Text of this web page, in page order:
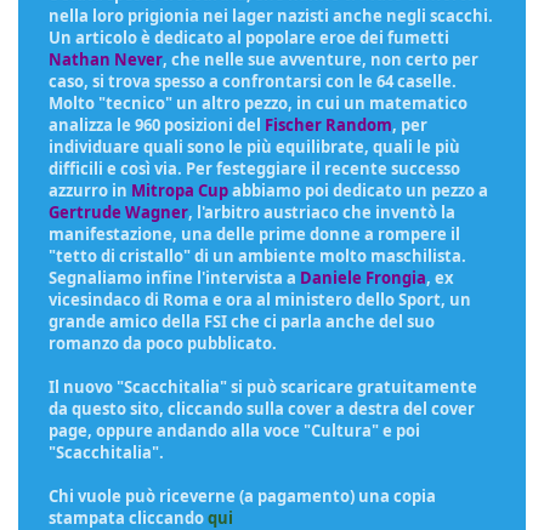
nella loro prigionia nei lager nazisti anche negli scacchi.
Un articolo è dedicato al popolare eroe dei fumetti
Nathan Never, che nelle sue avventure, non certo per
caso, si trova spesso a confrontarsi con le 64 caselle.
Molto "tecnico" un altro pezzo, in cui un matematico
analizza le 960 posizioni del Fischer Random, per
individuare quali sono le più equilibrate, quali le più
difficili e così via. Per festeggiare il recente successo
azzurro in Mitropa Cupabbiamo poi dedicato un pezzo a
Gertrude Wagner, l'arbitro austriaco che inventò la
manifestazione, una delle prime donne a rompere il
"tetto di cristallo" di un ambiente molto maschilista.
Segnaliamo infine l'intervista a Daniele Frongia, ex
vicesindaco di Roma e ora al ministero dello Sport, un
grande amico della FSI che ci parla anche del suo
romanzo da poco pubblicato.
Il nuovo "Scacchitalia" si può scaricare gratuitamente
da questo sito, cliccando sulla cover a destra del cover
page, oppure andando alla voce "Cultura" e poi
"Scacchitalia".
Chi vuole può riceverne (a pagamento) una copia
stampata cliccandoqui